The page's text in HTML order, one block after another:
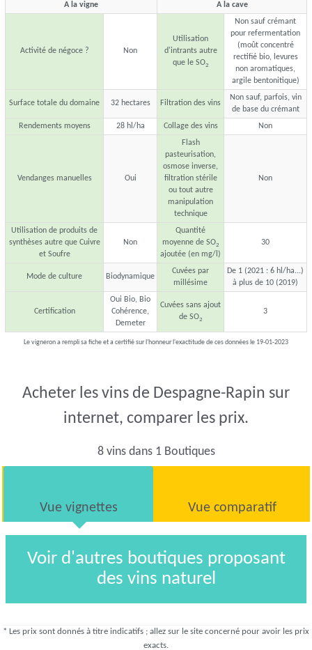
A la vigne A la cave
Activité de négoce ? Non
Utilisation
d'intrants autre
que le SO2
Non sauf crémant
pour refermentation
(moût concentré
rectifié bio, levures
non aromatiques,
argile bentonitique)
Surface totale du domaine 32 hectares Filtration des vins
Non sauf, parfois, vin
de base du crémant
Rendements moyens
28 hl/ha Collage des vins Non
Vendanges manuelles Oui
Flash
pasteurisation,
osmose inverse,
filtration stérile
ou tout autre
manipulation
technique
Non
Utilisation de produits de
synthèses autre que Cuivre
et Soufre
Non
Quantité
moyenne de SO2
ajoutée (en mg/l)
30
Mode de culture Biodynamique
Cuvées par
millésime
De 1 (2021 : 6 hl/ha...)
à plus de 10 (2019)
Certification
Oui Bio, Bio
Cohérence,
Demeter
Cuvées sans ajout
de SO2
3
Le vigneron a rempli sa fiche et a certifié sur l'honneur l'exactitude de ces données le 19-01-2023
Acheter les vins de Despagne-Rapin sur
internet, comparer les prix.
8 vins dans 1 Boutiques
Vue vignettes Vue comparatif
Voir d'autres boutiques proposant
des vins naturel
* Les prix sont donnés à titre indicatifs ; allez sur le site concerné pour avoir les prix
exacts.